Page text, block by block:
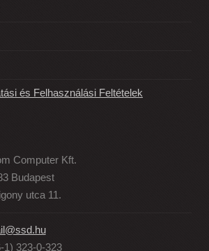
és Felhasználási Feltételek
Computer Kft.
Budapest
utca 11.
1) 323-0-323